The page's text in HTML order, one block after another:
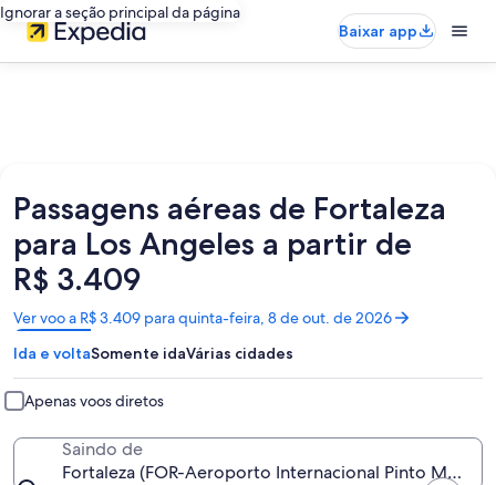
Ignorar a seção principal da página
Baixar app
Passagens aéreas de Fortaleza
para Los Angeles a partir de
R$ 3.409
Ver voo a R$ 3.409 para quinta-feira, 8 de out. de 2026
Abre
em
uma
nova
janela
Ida e voltaSomente idaVárias cidades
Apenas voos diretos
Saindo de
Fortaleza (FOR-Aeroporto Internacional Pinto Martins)